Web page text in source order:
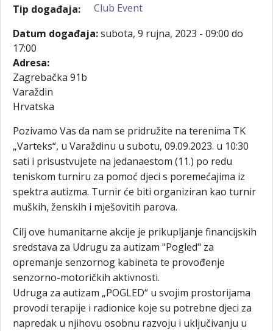
Tip događaja:
Club Event
Datum događaja:subota, 9 rujna, 2023 - 09:00 do
17:00
Adresa:
Zagrebačka 91b
Varaždin
Hrvatska
Pozivamo Vas da nam se pridružite na terenima TK
„Varteks“, u Varaždinu u subotu, 09.09.2023. u 10:30
sati i prisustvujete na jedanaestom (11.) po redu
teniskom turniru za pomoć djeci s poremećajima iz
spektra autizma. Turnir će biti organiziran kao turnir
muških, ženskih i mješovitih parova.
Cilj ove humanitarne akcije je prikupljanje financijskih
sredstava za Udrugu za autizam "Pogled" za
opremanje senzornog kabineta te provođenje
senzorno-motoričkih aktivnosti.
Udruga za autizam „POGLED“ u svojim prostorijama
provodi terapije i radionice koje su potrebne djeci za
napredak u njihovu osobnu razvoju i uključivanju u